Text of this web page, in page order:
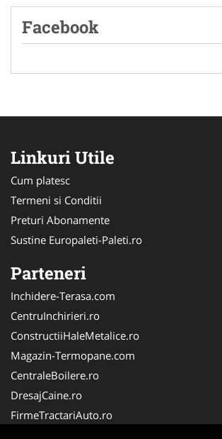
Facebook
Linkuri Utile
Cum platesc
Termeni si Conditii
Preturi Abonamente
Sustine Europaleti-Paleti.ro
Parteneri
Inchidere-Terasa.com
CentruInchirieri.ro
ConstructiiHaleMetalice.ro
Magazin-Termopane.com
CentraleBoilere.ro
DresajCaine.ro
FirmeTractariAuto.ro